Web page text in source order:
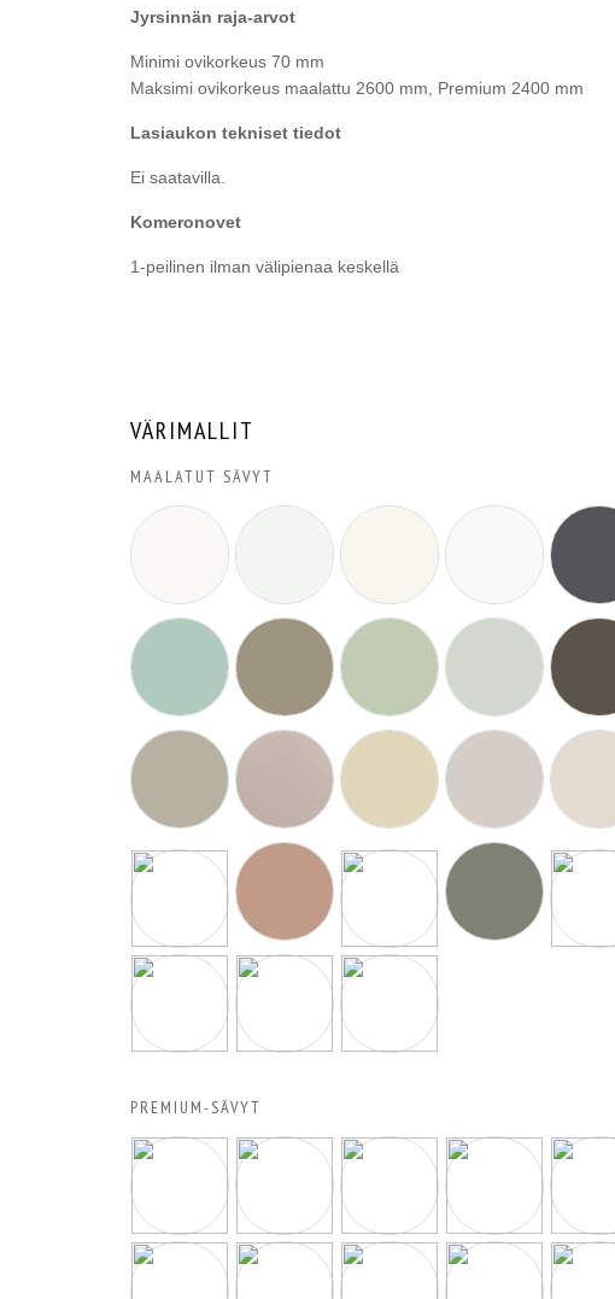
Jyrsinnän raja-arvot
Minimi ovikorkeus 70 mm
Maksimi ovikorkeus maalattu 2600 mm, Premium 2400 mm
Lasiaukon tekniset tiedot
Ei saatavilla.
Komeronovet
1-peilinen ilman välipienaa keskellä
VÄRIMALLIT
MAALATUT SÄVYT
PREMIUM-SÄVYT